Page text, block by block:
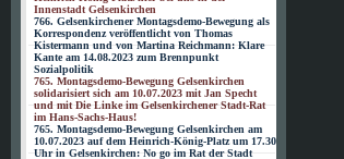
Innenstadt Gelsenkirchen
766. Gelsenkirchener Montagsdemo-Bewegung als
Korrespondenz veröffentlicht von Thomas
Kistermann und von Martina Reichmann: Klare
Kante am 14.08.2023 zum Brennpunkt
Sozialpolitik
765. Montagsdemo-Bewegung Gelsenkirchen
solidarisiert sich am 10.07.2023 mit Jan Specht
und mit Die Linke im Gelsenkirchener Stadt-Rat
im Hans-Sachs-Haus!
765. Montagsdemo-Bewegung Gelsenkirchen am
10.07.2023 auf dem Heinrich-König-Platz um 17.30
Uhr in Gelsenkirchen: No go im Rat der Stadt